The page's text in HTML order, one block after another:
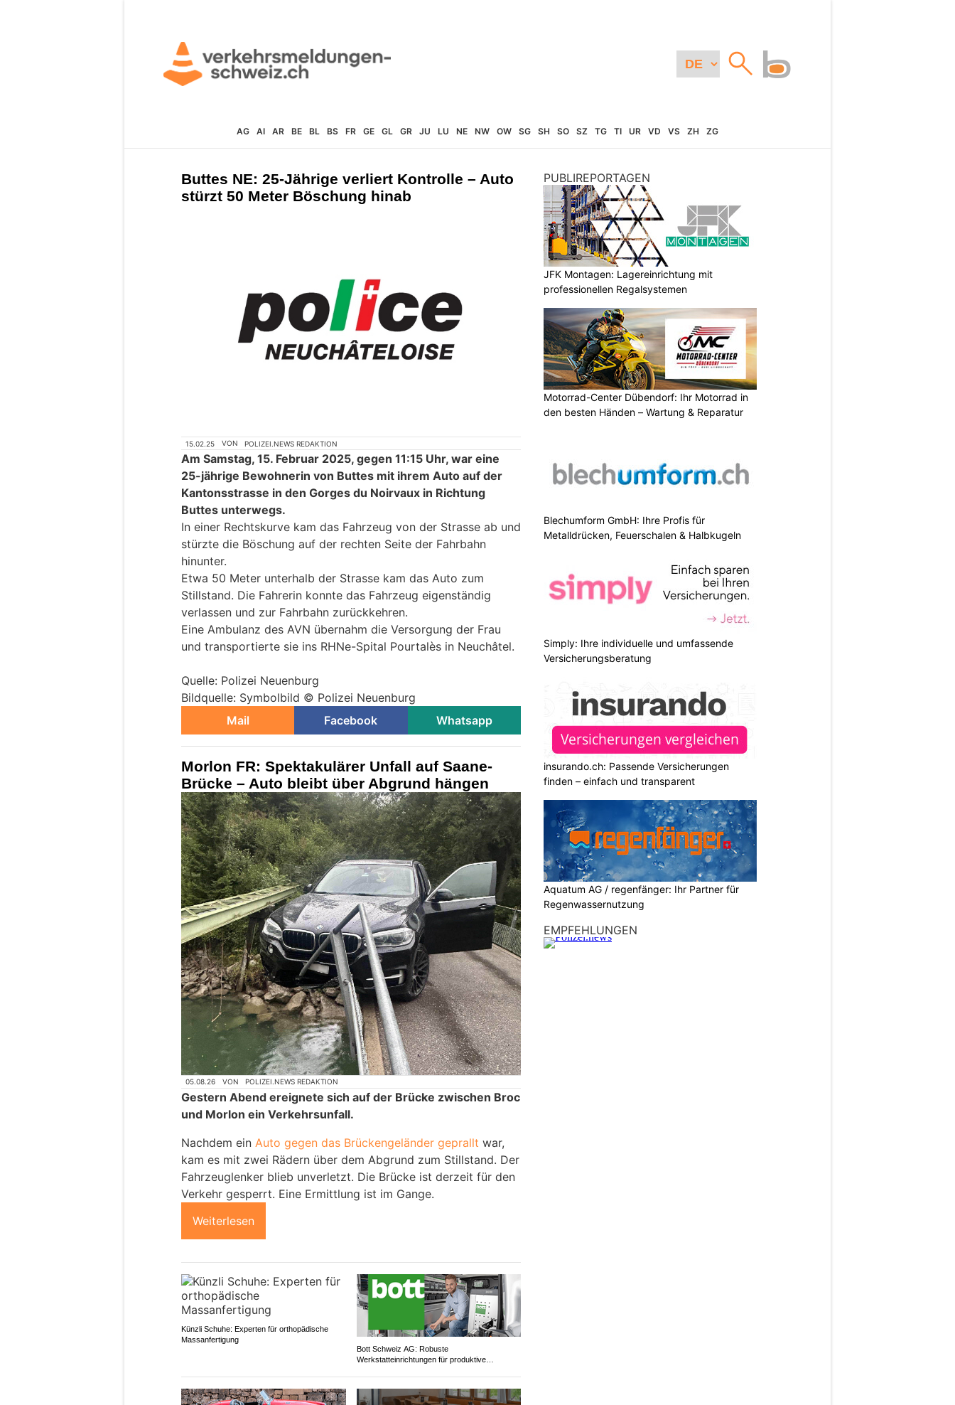
AG AI AR BE BL BS FR GE GL GR JU LU NE NW OW SG SH SO SZ TG TI UR VD VS ZH ZG
Buttes NE: 25-Jährige verliert Kontrolle – Auto
stürzt 50 Meter Böschung hinab
15.02.25 VON POLIZEI.NEWS REDAKTION
Am Samstag, 15. Februar 2025, gegen 11:15 Uhr, war eine
25-jährige Bewohnerin von Buttes mit ihrem Auto auf der
Kantonsstrasse in den Gorges du Noirvaux in Richtung
Buttes unterwegs.
In einer Rechtskurve kam das Fahrzeug von der Strasse ab und
stürzte die Böschung auf der rechten Seite der Fahrbahn
hinunter.
Etwa 50 Meter unterhalb der Strasse kam das Auto zum
Stillstand. Die Fahrerin konnte das Fahrzeug eigenständig
verlassen und zur Fahrbahn zurückkehren.
Eine Ambulanz des AVN übernahm die Versorgung der Frau
und transportierte sie ins RHNe-Spital Pourtalès in Neuchâtel.
Quelle: Polizei Neuenburg
Bildquelle: Symbolbild © Polizei Neuenburg
Mail
Facebook Whatsapp
Morlon FR: Spektakulärer Unfall auf Saane-
Brücke – Auto bleibt über Abgrund hängen
05.08.26 VON POLIZEI.NEWS REDAKTION
Gestern Abend ereignete sich auf der Brücke zwischen Broc
und Morlon ein Verkehrsunfall.
Nachdem ein Auto gegen das Brückengeländer geprallt war,
kam es mit zwei Rädern über dem Abgrund zum Stillstand. Der
Fahrzeuglenker blieb unverletzt. Die Brücke ist derzeit für den
Verkehr gesperrt. Eine Ermittlung ist im Gange.
Weiterlesen
Künzli Schuhe: Experten für orthopädische
Massanfertigung
Bott Schweiz AG: Robuste
Werkstatteinrichtungen für produktive
PUBLIREPORTAGEN
JFK Montagen: Lagereinrichtung mit
professionellen Regalsystemen
Motorrad-Center Dübendorf: Ihr Motorrad in
den besten Händen – Wartung & Reparatur
Blechumform GmbH: Ihre Profis für
Metalldrücken, Feuerschalen & Halbkugeln
Simply: Ihre individuelle und umfassende
Versicherungsberatung
insurando.ch: Passende Versicherungen
finden – einfach und transparent
Aquatum AG / regenfänger: Ihr Partner für
Regenwassernutzung
EMPFEHLUNGEN